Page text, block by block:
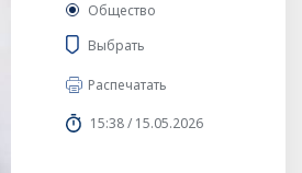
Общество
Выбрать
Распечатать
15:38 / 15.05.2026